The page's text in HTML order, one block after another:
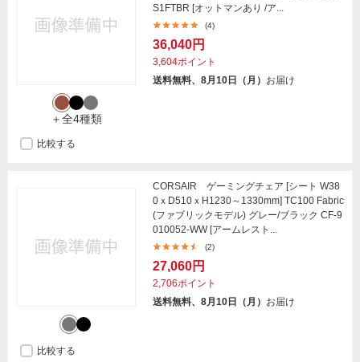
＋全4種類
S1FTBR [オットマンあり /ア...
(4)
36,040円
3,604ポイント
送料無料、8月10日（月） お届け
比較する
CORSAIR ゲーミングチェア [シート W38
0ｘD510ｘH1230～1330mm] TC100 Fabric
(ファブリックモデル) グレー/ブラック CF-9
010052-WW [アームレスト...
(2)
27,060円
2,706ポイント
送料無料、8月10日（月） お届け
比較する